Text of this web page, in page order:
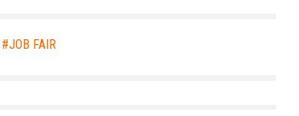
JOB FAIR